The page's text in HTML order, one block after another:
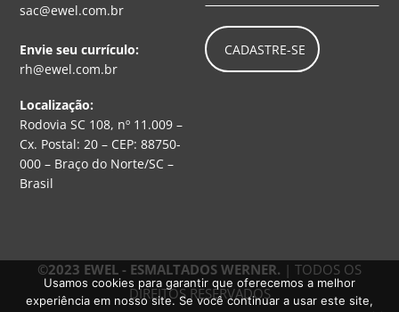
sac@ewel.com.br
Envie seu currículo:
rh@ewel.com.br
Localização:
Rodovia SC 108, nº 11.009 –
Cx. Postal: 20 – CEP: 88750-
000 – Braço do Norte/SC –
Brasil
CADASTRE-SE
©2023 EWEL - ESMALTADOS WERNER. | TODOS OS
DIREITOS RESERVADOS
Usamos cookies para garantir que oferecemos a melhor
experiência em nosso site. Se você continuar a usar este site,